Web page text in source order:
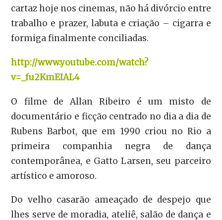
cartaz hoje nos cinemas, não há divórcio entre
trabalho e prazer, labuta e criação – cigarra e
formiga finalmente conciliadas.
http://www.youtube.com/watch?
v=_fu2KmEIAL4
O filme de Allan Ribeiro é um misto de
documentário e ficção centrado no dia a dia de
Rubens Barbot, que em 1990 criou no Rio a
primeira companhia negra de dança
contemporânea, e Gatto Larsen, seu parceiro
artístico e amoroso.
Do velho casarão ameaçado de despejo que
lhes serve de moradia, ateliê, salão de dança e